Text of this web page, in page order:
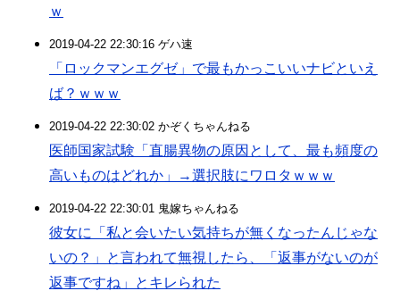
ｗ
2019-04-22 22:30:16 ゲハ速
「ロックマンエグゼ」で最もかっこいいナビといえ
ば？ｗｗｗ
2019-04-22 22:30:02 かぞくちゃんねる
医師国家試験「直腸異物の原因として、最も頻度の
高いものはどれか」→選択肢にワロタｗｗｗ
2019-04-22 22:30:01 鬼嫁ちゃんねる
彼女に「私と会いたい気持ちが無くなったんじゃな
いの？」と言われて無視したら、「返事がないのが
返事ですね」とキレられた